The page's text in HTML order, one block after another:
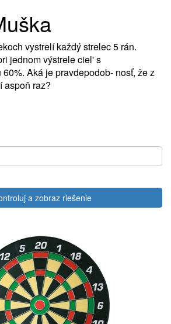
vystrelí každý strelec 5 rán.
jednom výstrele ciel' s
Aká je pravdepodob- nosť, že z
aspoň raz?
a zobraz riešenie